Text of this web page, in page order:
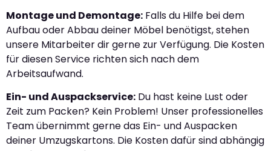
Montage und Demontage: Falls du Hilfe bei dem
Aufbau oder Abbau deiner Möbel benötigst, stehen
unsere Mitarbeiter dir gerne zur Verfügung. Die Kosten
für diesen Service richten sich nach dem
Arbeitsaufwand.
Ein- und Auspackservice: Du hast keine Lust oder
Zeit zum Packen? Kein Problem! Unser professionelles
Team übernimmt gerne das Ein- und Auspacken
deiner Umzugskartons. Die Kosten dafür sind abhängig